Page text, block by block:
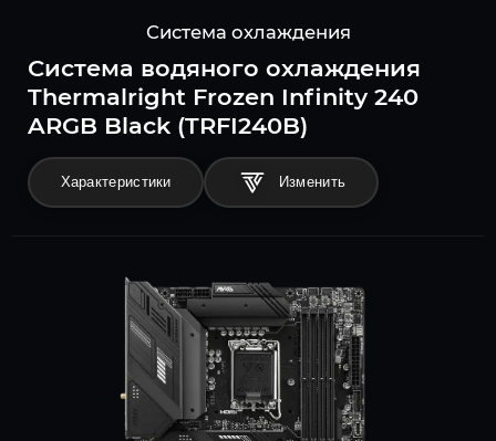
Система охлаждения
Система водяного охлаждения
Thermalright Frozen Infinity 240
ARGB Black (TRFI240B)
Характеристики